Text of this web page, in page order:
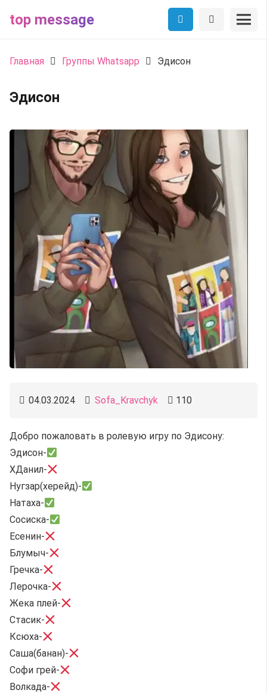
top message
Главная Группы Whatsapp Эдисон
Эдисон
04.03.2024 Sofa_Kravchyk 110
Добро пожаловать в ролевую игру по Эдисону:
Эдисон-
ХДанил-
Нугзар(херейд)-
Натаха-
Сосиска-
Есенин-
Блумыч-
Гречка-
Лерочка-
Жека плей-
Стасик-
Ксюха-
Саша(банан)-
Софи грей-
Волкада-